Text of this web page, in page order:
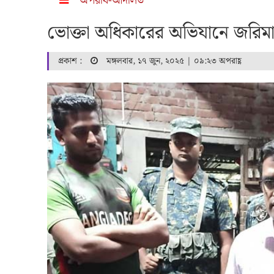
ভোক্তা অধিকারের অভিযানে
প্রকাশ : মঙ্গলবার, ১৭ জুন, ২০২৫ | ০৯:২৩ অপরাহ্ণ